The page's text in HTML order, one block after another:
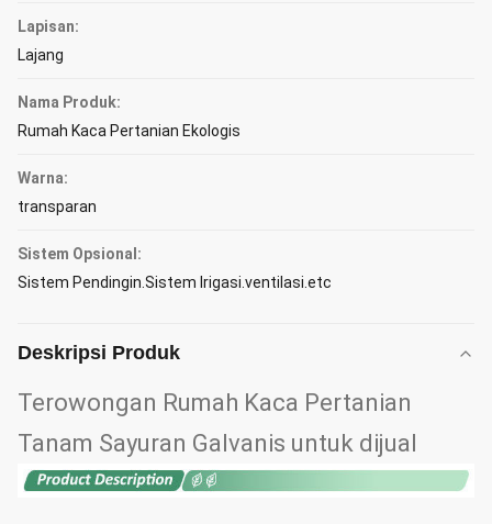
Lapisan:
Lajang
Nama Produk:
Rumah Kaca Pertanian Ekologis
Warna:
transparan
Sistem Opsional:
Sistem Pendingin.Sistem Irigasi.ventilasi.etc
Deskripsi Produk
Terowongan Rumah Kaca Pertanian
Tanam Sayuran Galvanis untuk dijual